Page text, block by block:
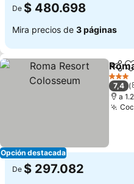
De $ 480.698
Mira precios de 3 páginas
Opción destacada
3
7,4
a
De $ 297.082